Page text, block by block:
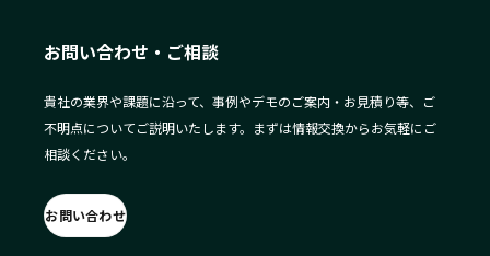
お問い合わせ・ご相談
貴社の業界や課題に沿って、事例やデモのご案内・お見積り等、ご
不明点についてご説明いたします。まずは情報交換からお気軽にご
相談ください。
お問い合わせ